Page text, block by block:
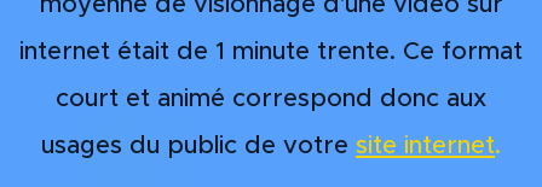
internet était de 1 minute trente. Ce format
court et animé correspond donc aux
usages du public de votre site internet.